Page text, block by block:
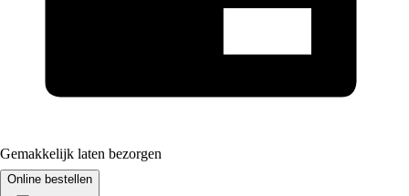
Gemakkelijk laten bezorgen
Online bestellen